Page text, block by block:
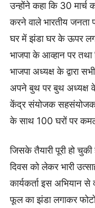
उन्होंने कहा कि 30
करने वाले भारतीय जनता
घर में झंडा घर के ऊपर
भाजपा के आव्हान पर तथा
भाजपा अध्यक्ष के द्वारा
अपने बुथ पर बुथ अध्यक्ष
केंद्र संयोजक सहसंयोजक
के साथ 100 घरों पर
जिसके तैयारी पूरी हो
दिवस को लेकर भारी
कार्यकर्ता इस अभियान
फूल का झंडा लगाकर